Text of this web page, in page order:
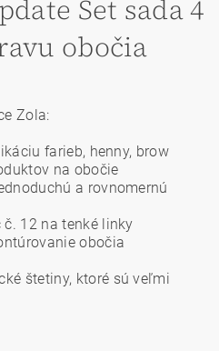
Set sada 4
obočia
Zola:
farieb, henny, brow
na obočie
a rovnomernú
12 na tenké linky
obočia
štetiny, ktoré sú veľmi